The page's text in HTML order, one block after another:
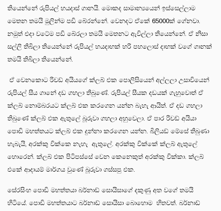
තියෙන්නේ රුපියල් හයදාස් ගානයි. මොකද සාමාන්‍යයෙන් ඉස්සෙල්ලාම
මෙතන තමයි මුලින්ම පඩි බේරන්නේ. වෙනදට ඒකේ 65000ක් ගේනවා.
නමුත් එදා වටේම පඩි බේරලා තමයි මෙතනට ඇවිල්ලා තියෙන්නේ. ඒ නිසා
සල්ලි තිබිලා තියෙන්නේ රුපියල් හයදාහක් හරි පහලොස් දාහක් වගේ ගානක්
තමයි තිබිලා තියෙන්නේ.
ඒ වෙනකොට රිචඩ් අයියගේ ක්ලබ් එක පොලිසියෙන් අල්ලලා උසාවියෙන්
රුපියල් සීය ගානේ දඩ ගහලා තිබුණේ. රුපියල් සීයක දඩයක් ගැහුවොත් ඒ
ක්ලබ් නොම්බරයට ක්ලබ් එක කරගෙන යන්න බැහැ ආයිත්. ඒ දඩ ගහලා
තිබුණේ ක්ලබ් එක ඇතුලේ බූරුවා ගහලා අහුවෙලා. ඒ පාර රිචඩ් අයියා
පොඩි මහත්තයට ක්ලබ් එක දුන්නා කරගෙන යන්න. බිලියඩ් මේසේ තිබුණා
හැබැයි, අරක්කු වික්කෙ නැහැ ඇතුලේ. අරක්කු වික්කේ ක්ලබ් ඇතුලේ
හොරෙන්. ක්ලබ් එක පිටිපස්සේ වෙන කෙනෙකුත් අරක්කු වික්කා. ක්ලබ්
එකේ ආදායම් මාර්ගය වුණේ බූරුවා ගස්සපු එක.
සේරසිංහ පොඩි මහත්තයා බර්නාඩ් සොයිසාගේ දකුණු අත වගේ තමයි
හිටියේ. පොඩි මහත්තයාට බර්නාඩ් සොයිසා බොහොම හිතවත්. බර්නාඩ්